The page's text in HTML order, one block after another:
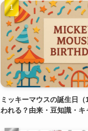
ミッキーマウスの誕生日
われる？由来・豆知識・キ